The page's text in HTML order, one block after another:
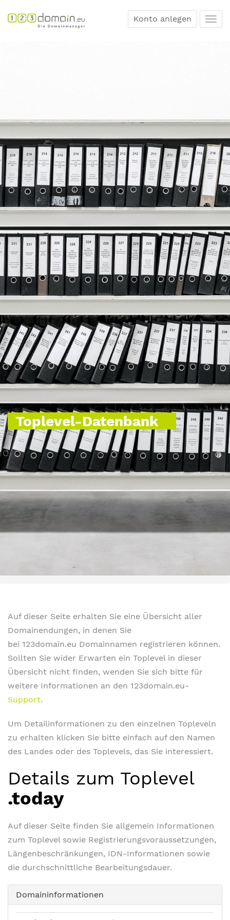
Konto anlegen
Toplevel-Datenbank
Auf dieser Seite erhalten Sie eine Übersicht aller
Domainendungen, in denen Sie
bei 123domain.eu Domainnamen registrieren können.
Sollten Sie wider Erwarten ein Toplevel in dieser
Übersicht nicht finden, wenden Sie sich bitte für
weitere Informationen an den 123domain.eu-
Support.
Um Detailinformationen zu den einzelnen Topleveln
zu erhalten klicken Sie bitte einfach auf den Namen
des Landes oder des Toplevels, das Sie interessiert.
Details zum Toplevel
.today
Auf dieser Seite finden Sie allgemein Informationen
zum Toplevel sowie Registrierungsvoraussetzungen,
Längenbeschränkungen, IDN-Informationen sowie
die durchschnittliche Bearbeitungsdauer.
Domaininformationen